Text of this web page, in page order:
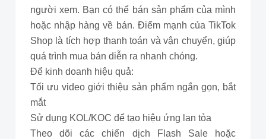
người xem. Bạn có thể bán sản phẩm của mình
hoặc nhập hàng về bán. Điểm mạnh của TikTok
Shop là tích hợp thanh toán và vận chuyển, giúp
quá trình mua bán diễn ra nhanh chóng.
Để kinh doanh hiệu quả:
Tối ưu video giới thiệu sản phẩm ngắn gọn, bắt
mắt
Sử dụng KOL/KOC để tạo hiệu ứng lan tỏa
Theo dõi các chiến dịch Flash Sale hoặc